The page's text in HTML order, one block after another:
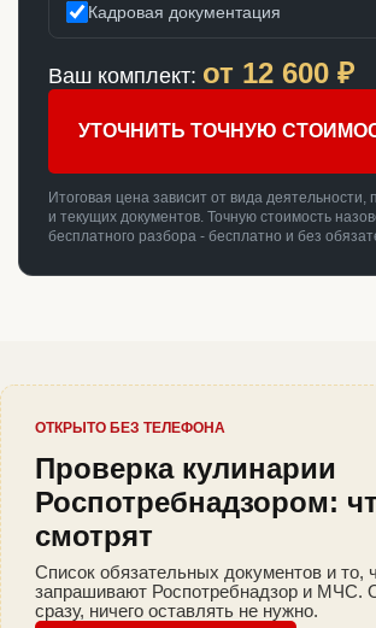
Кадровая документация
Ваш комплект: от 12 600 ₽
УТОЧНИТЬ ТОЧНУЮ
Итоговая цена зависит от вида
и текущих документов. Точную стоимость
бесплатного разбора - бесплатно и без
ОТКРЫТО БЕЗ ТЕЛЕФОНА
Проверка кулинарии
Роспотребнадзором:
смотрят
Список обязательных документов и то,
запрашивают Роспотребнадзор и МЧС.
сразу, ничего оставлять не нужно.